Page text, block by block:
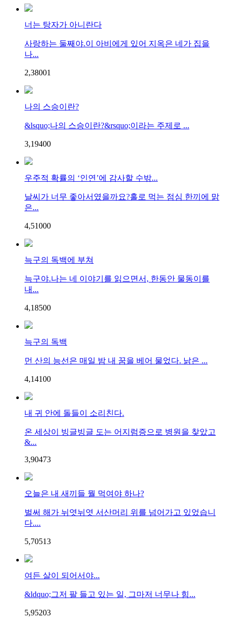
너는 탕자가 아니란다
사랑하는 둘째야.이 아비에게 있어 지옥은 네가 집을
나...
2,38001
나의 스승이란?
&lsquo;나의 스승이란?&rsquo;이라는 주제로 ...
3,19400
우주적 확률의 ‘인연’에 감사할 수밖...
날씨가 너무 좋아서였을까요?홀로 먹는 점심 한끼에 맑
은...
4,51000
늑구의 독백에 부쳐
늑구야.나는 네 이야기를 읽으면서, 한동안 물동이를
내...
4,18500
늑구의 독백
먼 산의 능선은 매일 밤 내 꿈을 베어 물었다. 낡은 ...
4,14100
내 귀 안에 돌들이 소리친다.
온 세상이 빙글빙글 도는 어지럼증으로 병원을 찾았고
&...
3,90473
오늘은 내 새끼들 뭘 먹여야 하나?
벌써 해가 뉘엿뉘엿 서산머리 위를 넘어가고 있었습니
다....
5,70513
여든 살이 되어서야...
&ldquo;그저 팔 들고 있는 일, 그마저 너무나 힘...
5,95203